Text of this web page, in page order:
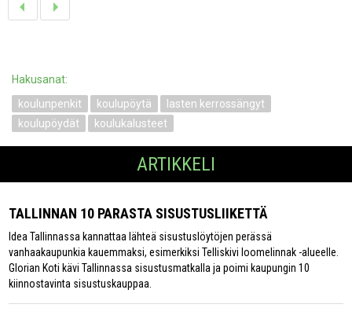
Hakusanat:
koulunpenkit
koulupöytä
lasten kerrossängyt
koulupöydät
koulukalusteet
ARTIKKELI
TALLINNAN 10 PARASTA SISUSTUSLIIKETTÄ
Idea Tallinnassa kannattaa lähteä sisustuslöytöjen perässä
vanhaakaupunkia kauemmaksi, esimerkiksi Telliskivi loomelinnak -alueelle.
Glorian Koti kävi Tallinnassa sisustusmatkalla ja poimi kaupungin 10
kiinnostavinta sisustuskauppaa.